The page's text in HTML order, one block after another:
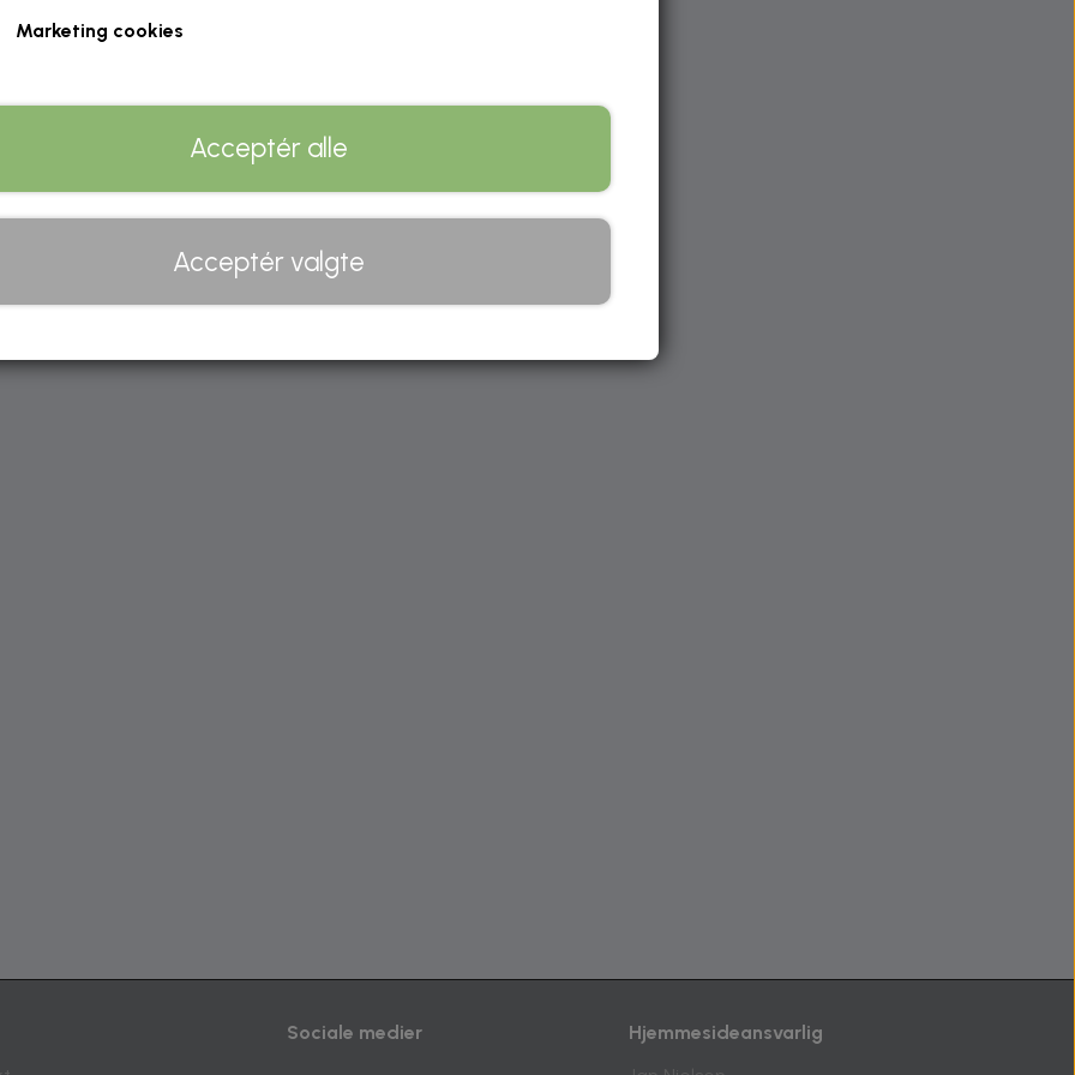
Sociale medier
Hjemmesideansvarlig
Marketing cookies
Acceptér alle
Acceptér valgte